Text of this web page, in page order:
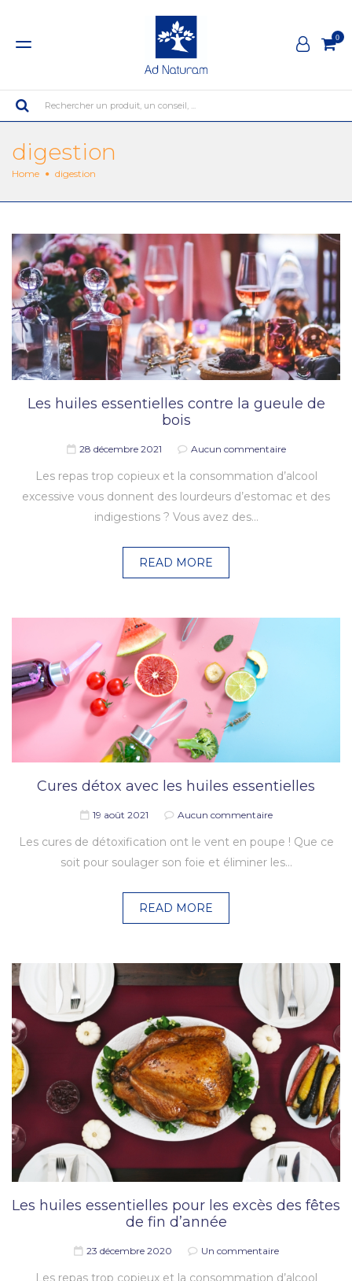
0
Rechercher un produit, un conseil, ...
digestion
Home digestion
Les huiles essentielles contre la gueule de
bois
28 décembre 2021 Aucun commentaire
Les repas trop copieux et la consommation d’alcool
excessive vous donnent des lourdeurs d’estomac et des
indigestions ? Vous avez des…
READ MORE
Cures détox avec les huiles essentielles
19 août 2021 Aucun commentaire
Les cures de détoxification ont le vent en poupe ! Que ce
soit pour soulager son foie et éliminer les…
READ MORE
Les huiles essentielles pour les excès des fêtes
de fin d’année
23 décembre 2020 Un commentaire
Les repas trop copieux et la consommation d’alcool